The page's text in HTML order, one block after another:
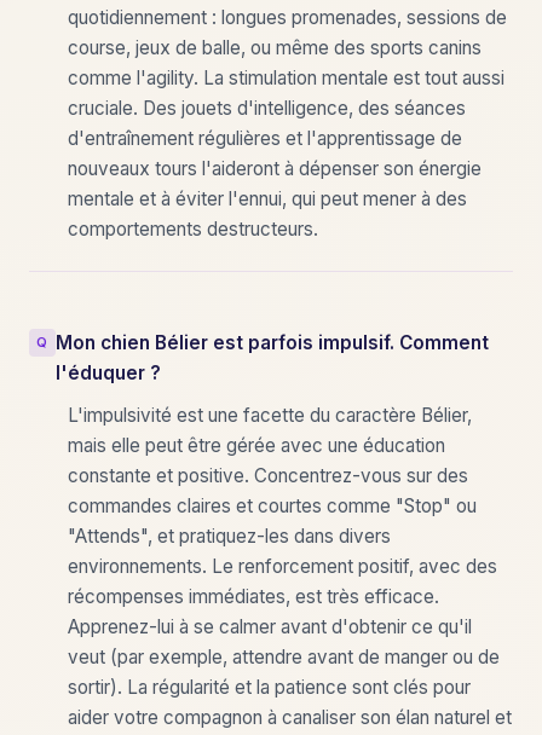
quotidiennement : longues promenades, sessions de
course, jeux de balle, ou même des sports canins
comme l'agility. La stimulation mentale est tout aussi
cruciale. Des jouets d'intelligence, des séances
d'entraînement régulières et l'apprentissage de
nouveaux tours l'aideront à dépenser son énergie
mentale et à éviter l'ennui, qui peut mener à des
comportements destructeurs.
Mon chien Bélier est parfois impulsif. Comment
l'éduquer ?
L'impulsivité est une facette du caractère Bélier,
mais elle peut être gérée avec une éducation
constante et positive. Concentrez-vous sur des
commandes claires et courtes comme "Stop" ou
"Attends", et pratiquez-les dans divers
environnements. Le renforcement positif, avec des
récompenses immédiates, est très efficace.
Apprenez-lui à se calmer avant d'obtenir ce qu'il
veut (par exemple, attendre avant de manger ou de
sortir). La régularité et la patience sont clés pour
aider votre compagnon à canaliser son élan naturel et